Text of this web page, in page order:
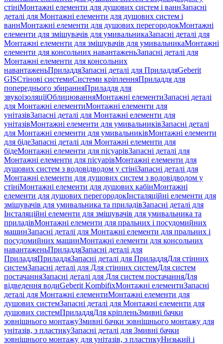
стініМонтажні елементи для душових систем і ваннЗапасні
деталі для Монтажні елементи для душових систем і
ваннМонтажні елементи для душових перегородокМонтажні
елементи для змішувачів для умивальникаЗапасні деталі для
Монтажні елементи для змішувачів для умивальникаМонтажні
елементи для консольних навантаженьЗапасні деталі для
Монтажні елементи для консольних
навантаженьПриладдяЗапасні деталі для ПриладдяGeberit
GISСтінові системиСистеми кріпленняПриладдя для
попереднього збиранняПриладдя для
звукоізоляціїОблицюванняМонтажні елементиЗапасні деталі
для Монтажні елементиМонтажні елементи для
унітазівЗапасні деталі для Монтажні елементи для
унітазівМонтажні елементи для умивальниківЗапасні деталі
для Монтажні елементи для умивальниківМонтажні елементи
для бідеЗапасні деталі для Монтажні елементи для
бідеМонтажні елементи для пісуарівЗапасні деталі для
Монтажні елементи для пісуарівМонтажні елементи для
душових систем з водовідводом у стініЗапасні деталі для
Монтажні елементи для душових систем з водовідводом у
стініМонтажні елементи для душових кабінМонтажні
елементи для душових перегородокІнсталяційні елементи для
змішувачів для умивальника та приладівЗапасні деталі для
Інсталяційні елементи для змішувачів для умивальника та
приладівМонтажні елементи для пральних і посудомийних
машинЗапасні деталі для Монтажні елементи для пральних і
посудомийних машинМонтажні елементи для консольних
навантаженьПриладдяЗапасні деталі для
ПриладдяПриладдяЗапасні деталі для ПриладдяДля стінних
системЗапасні деталі для Для стінних системДля систем
постачанняЗапасні деталі для Для систем постачанняДля
відведення водиGeberit KombifixМонтажні елементиЗапасні
деталі для Монтажні елементиМонтажні елементи для
душових системЗапасні деталі для Монтажні елементи для
душових системПриладдяДля кріпленьЗмивні бачки
зовнішнього монтажуЗмивні бачки зовнішнього монтажу для
унітазів, з пластикуЗапасні деталі для Змивні бачки
зовнішнього монтажу для унітазів, з пластикуНизький і